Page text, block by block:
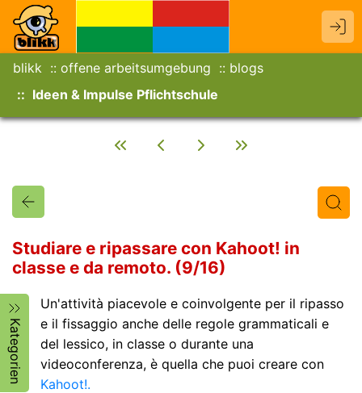
blikk offene arbeitsumgebung
blogs
Ideen & Impulse Pflichtschule
Studiare e ripassare con Kahoot! in
classe e da remoto. (9/16)
Kategorien
Un'attività piacevole e coinvolgente per il ripasso
e il fissaggio anche delle regole grammaticali e
del lessico, in classe o durante una
videoconferenza, è quella che puoi creare con
Kahoot!.